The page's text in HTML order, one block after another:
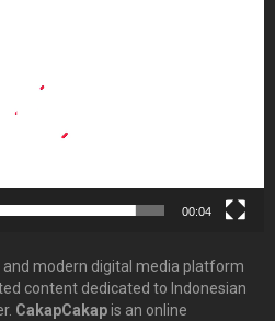
00:04
modern digital media platform
content dedicated to Indonesian
CakapCakapis an online